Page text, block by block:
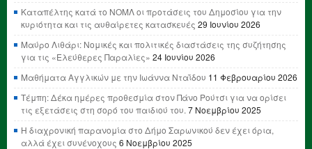
Καταπέλτης κατά το ΝΟΜΛ οι προτάσεις του Δημοσίου για την
κυριότητα και τις αυθαίρετες κατασκευές 29 Ιουνίου 2026
Μαύρο Λιθάρι: Νομικές και πολιτικές διαστάσεις της συζήτησης
για τις «Ελεύθερες Παραλίες» 24 Ιουνίου 2026
Μαθήματα Αγγλικών με την Ιωάννα Νταΐδου 11 Φεβρουαρίου 2026
Τέμπη: Δέκα ημέρες προθεσμία στον Πάνο Ρούτσι για να ορίσει
τις εξετάσεις στη σορό του παιδιού του. 7 Νοεμβρίου 2025
Η διαχρονική παρανομία στο Δήμο Σαρωνικού δεν έχει όρια,
αλλά έχει συνένοχους 6 Νοεμβρίου 2025